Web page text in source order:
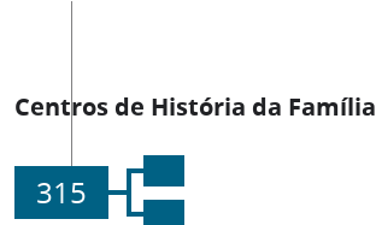
Centros de História da Família
315